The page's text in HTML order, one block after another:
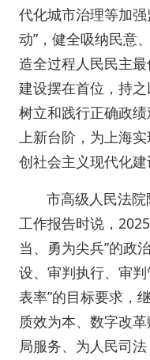
代化城市治理等加
动”，健全吸纳民意
造全过程人民民主
建设摆在首位，持
树立和践行正确政
上新台阶，为上海
创社会主义现代化建
市高级人民法
工作报告时说，
当、勇为尖兵”的政
设、审判执行、审
表率”的目标要求，
质效为本、数字改
局服务、为人民司